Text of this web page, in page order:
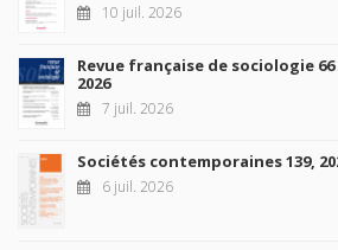
10 juil. 2026
Revue française de sociologie
2026
7 juil. 2026
Sociétés contemporaines 139,
6 juil. 2026